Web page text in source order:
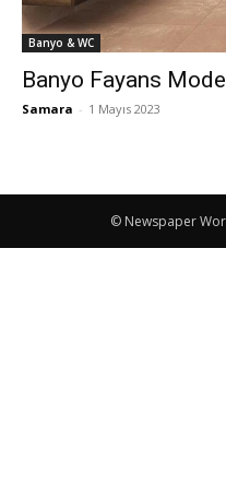
Banyo & WC
Banyo Fayans
Samara - 1 Mayıs 2023
© Newspaper